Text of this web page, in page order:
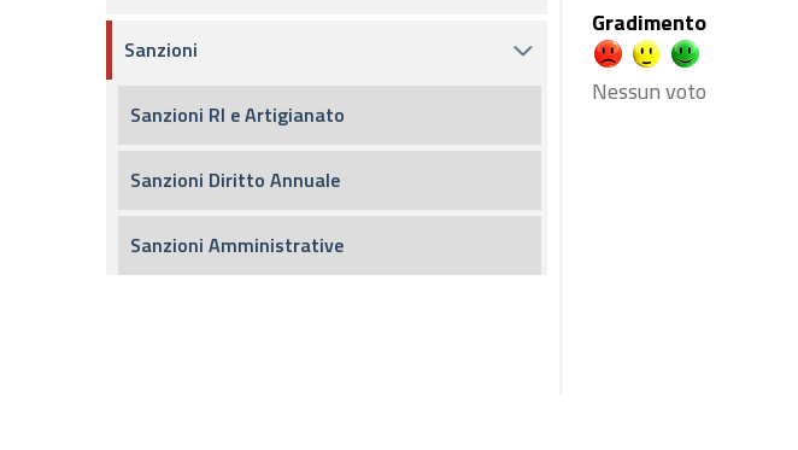
Sanzioni
Sanzioni RI e Artigianato
Sanzioni Diritto Annuale
Sanzioni Amministrative
Gradimento
Nessun voto